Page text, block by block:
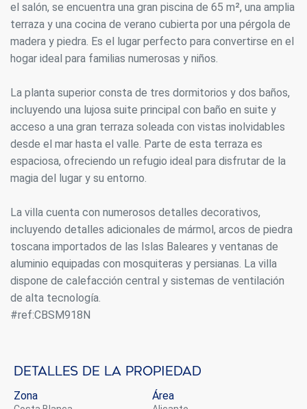
el salón, se encuentra una gran piscina de 65 m², una amplia
terraza y una cocina de verano cubierta por una pérgola de
madera y piedra. Es el lugar perfecto para convertirse en el
hogar ideal para familias numerosas y niños.
La planta superior consta de tres dormitorios y dos baños,
incluyendo una lujosa suite principal con baño en suite y
acceso a una gran terraza soleada con vistas inolvidables
desde el mar hasta el valle. Parte de esta terraza es
espaciosa, ofreciendo un refugio ideal para disfrutar de la
magia del lugar y su entorno.
La villa cuenta con numerosos detalles decorativos,
incluyendo detalles adicionales de mármol, arcos de piedra
toscana importados de las Islas Baleares y ventanas de
aluminio equipadas con mosquiteras y persianas. La villa
dispone de calefacción central y sistemas de ventilación
de alta tecnología.
#ref:CBSM918N
Detalles de la propiedad
Zona Área